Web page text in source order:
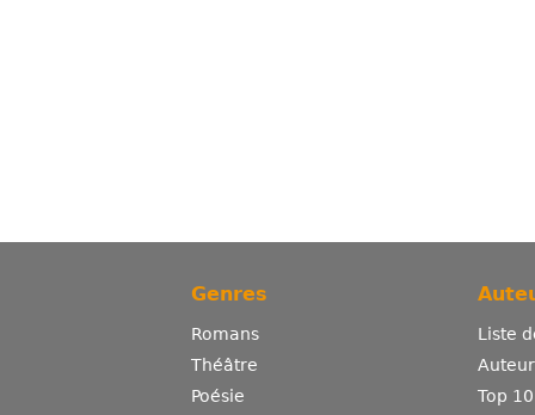
Genres
Romans
Théâtre
Poésie
Liste
Top